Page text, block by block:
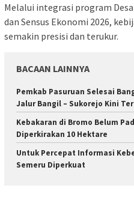
Melalui integrasi program
dan Sensus Ekonomi 2026,
semakin presisi dan terukur.
BACAAN LAINNYA
Pemkab Pasuruan Selesai
Jalur Bangil – Sukorejo Kini
Kebakaran di Bromo Belum
Diperkirakan 10 Hektare
Untuk Percepat Informasi
Semeru Diperkuat